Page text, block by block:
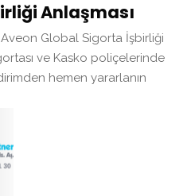
Anlaşması
Global Sigorta İşbirliği
ve Kasko poliçelerinde
hemen yararlanın